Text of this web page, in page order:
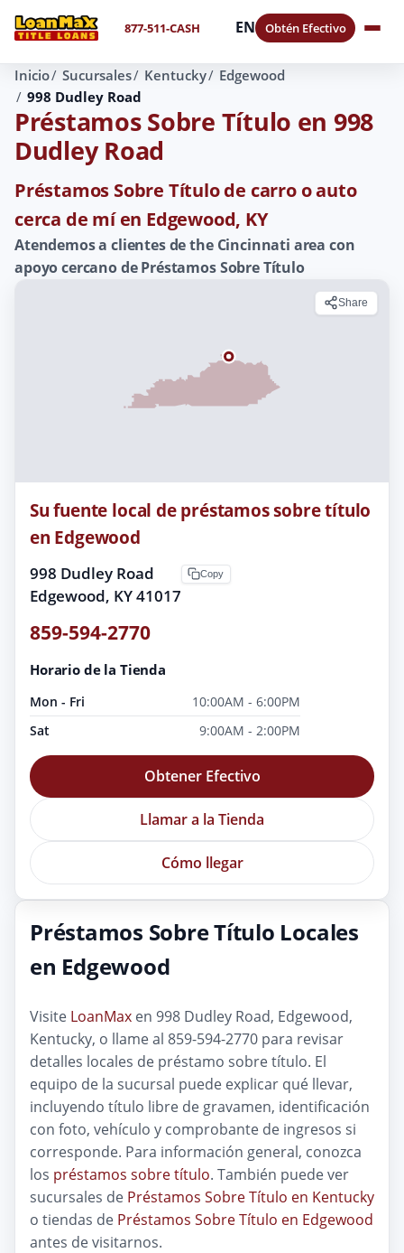
877-511-CASH EN Obtén Efectivo
Inicio Sucursales Kentucky
Edgewood
998 Dudley Road
Préstamos Sobre Título en 998
Dudley Road
Préstamos Sobre Título de carro o auto
cerca de mí en Edgewood, KY
Atendemos a clientes de the Cincinnati area con
apoyo cercano de Préstamos Sobre Título
Share
Su fuente local de préstamos sobre título
en Edgewood
998 Dudley Road
Edgewood, KY 41017
Copy
859-594-2770
Horario de la Tienda
Mon - Fri
10:00AM - 6:00PM
Sat
9:00AM - 2:00PM
Obtener Efectivo
Llamar a la Tienda
Cómo llegar
Préstamos Sobre Título Locales
en Edgewood
Visite LoanMax en 998 Dudley Road, Edgewood,
Kentucky, o llame al 859-594-2770 para revisar
detalles locales de préstamo sobre título. El
equipo de la sucursal puede explicar qué llevar,
incluyendo título libre de gravamen, identificación
con foto, vehículo y comprobante de ingresos si
corresponde. Para información general, conozca
los préstamos sobre título. También puede ver
sucursales de Préstamos Sobre Título en Kentucky
o tiendas de Préstamos Sobre Título en Edgewood
antes de visitarnos.